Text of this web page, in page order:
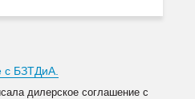
с БЗТДиА.
дилерское соглашение с